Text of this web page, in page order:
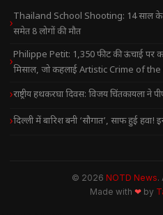
Thailand School Shooting: 14 साल के
समेत 8 लोगों की मौत
Philippe Petit: 1,350 फीट की ऊंचाई पर
मिसाल, जो कहलाई Artistic Crime of
राष्ट्रीय हथकरघा दिवस: विजय चिंतकायला ने
दिल्ली में बारिश बनी ‘सौगात’, साफ हुई
© 2026 NOTD News.
Made with ❤ by